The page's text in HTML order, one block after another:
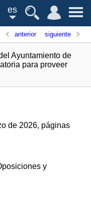
es
anterior siguiente
Ayuntamiento de
para proveer
de 2026, páginas
y